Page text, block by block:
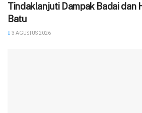
Tindaklanjuti Dampak Badai dan
Batu
3 AGUSTUS 2026